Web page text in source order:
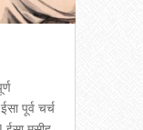
पूर्व चर्च